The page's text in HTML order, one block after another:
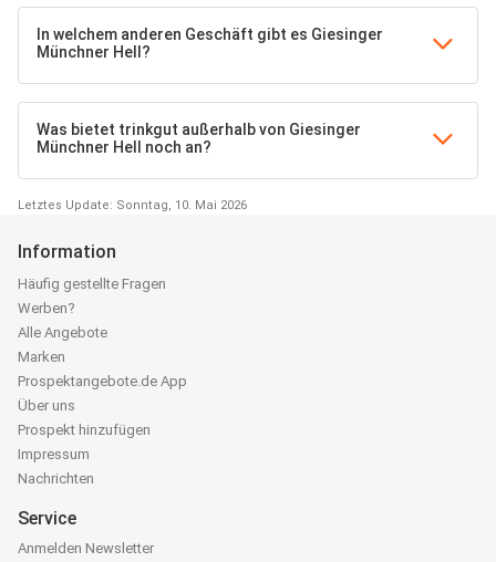
In welchem anderen Geschäft gibt es Giesinger
Münchner Hell?
Was bietet trinkgut außerhalb von Giesinger
Münchner Hell noch an?
Letztes Update: Sonntag, 10. Mai 2026
Information
Häufig gestellte Fragen
Werben?
Alle Angebote
Marken
Prospektangebote.de App
Über uns
Prospekt hinzufügen
Impressum
Nachrichten
Service
Anmelden Newsletter